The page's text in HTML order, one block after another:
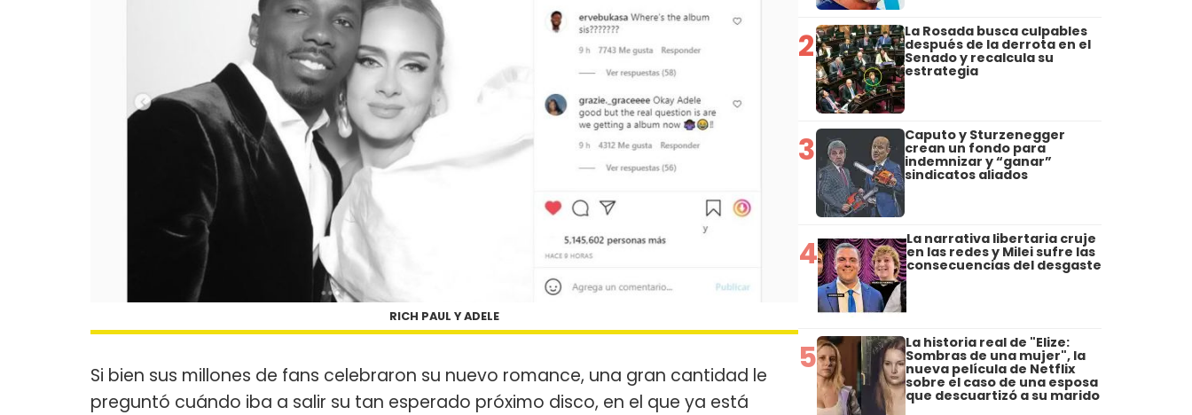
RICH PAUL Y ADELE
Si bien sus millones de fans celebraron su nuevo romance, una gran cantidad le
preguntó cuándo iba a salir su tan esperado próximo disco, en el que ya está
2 La Rosada busca culpables
después de la derrota en el
Senado y recalcula su
estrategia
3 Caputo y Sturzenegger
crean un fondo para
indemnizar y “ganar”
sindicatos aliados
4 La narrativa libertaria cruje
en las redes y Milei sufre las
consecuencias del desgaste
5 La historia real de "Elize:
Sombras de una mujer", la
nueva película de Netflix
sobre el caso de una esposa
que descuartizó a su marido